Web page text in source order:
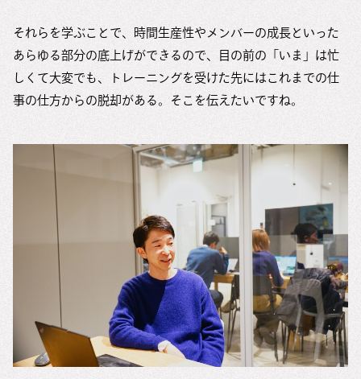
それらを学ぶことで、時間生産性やメンバーの成長といった
あらゆる部分の底上げができるので、目の前の「いま」は忙
しくて大変でも、トレーニングを受けた先にはこれまでの仕
事の仕方からの脱却がある。そこを伝えたいですね。